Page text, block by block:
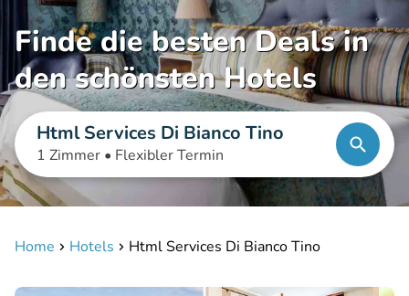
Finde die besten Deals in
den schönsten Hotels
Html Services Di Bianco Tino
1 Zimmer • Flexibler Termin
Home Hotels Html Services Di Bianco Tino